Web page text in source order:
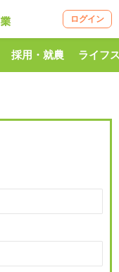
ログイン
採用・就農 ライフ